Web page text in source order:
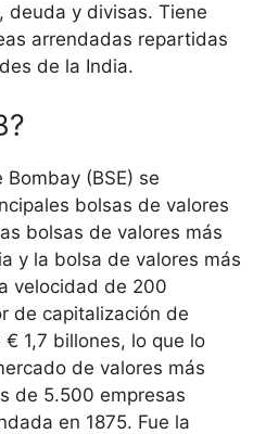
deuda y divisas. Tiene
arrendadas repartidas
de la India.
(BSE) se
bolsas de valores
bolsas de valores más
y la bolsa de valores más
velocidad de 200
de capitalización de
1,7 billones, lo que lo
de valores más
de 5.500 empresas
en 1875. Fue la